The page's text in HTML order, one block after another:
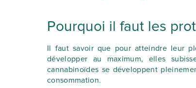
Pourquoi il faut les
Il faut savoir que pour atteindre leur
développer au maximum, elles
cannabinoïdes se développent
consommation.